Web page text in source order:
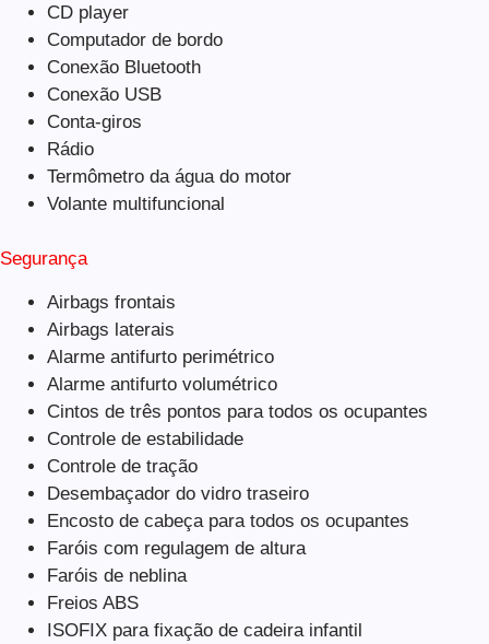
CD player
Computador de bordo
Conexão Bluetooth
Conexão USB
Conta-giros
Rádio
Termômetro da água do motor
Volante multifuncional
Segurança
Airbags frontais
Airbags laterais
Alarme antifurto perimétrico
Alarme antifurto volumétrico
Cintos de três pontos para todos os ocupantes
Controle de estabilidade
Controle de tração
Desembaçador do vidro traseiro
Encosto de cabeça para todos os ocupantes
Faróis com regulagem de altura
Faróis de neblina
Freios ABS
ISOFIX para fixação de cadeira infantil